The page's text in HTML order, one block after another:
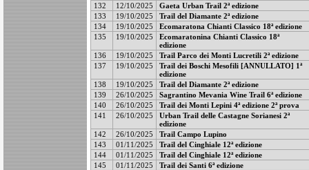
132
12/10/2025
Gaeta Urban Trail 2ª edizione
133
19/10/2025
Trail del Diamante 2ª edizione
134
19/10/2025
Ecomaratona Chianti Classico 18ª edizione
135
19/10/2025
Ecomaratonina Chianti Classico 18ª
edizione
136
19/10/2025
Trail Parco dei Monti Lucretili 2ª edizione
137
19/10/2025
Trail dei Boschi Mesofili [ANNULLATO] 1ª
edizione
138
19/10/2025
Trail del Diamante 2ª edizione
139
26/10/2025
Sagrantino Mevania Wine Trail 6ª edizione
140
26/10/2025
Trail dei Monti Lepini 4ª edizione 2ª prova
141
26/10/2025
Urban Trail delle Castagne Sorianesi 2ª
edizione
142
26/10/2025
Trail Campo Lupino
143
01/11/2025
Trail del Cinghiale 12ª edizione
144
01/11/2025
Trail del Cinghiale 12ª edizione
145
01/11/2025
Trail dei Santi 6ª edizione